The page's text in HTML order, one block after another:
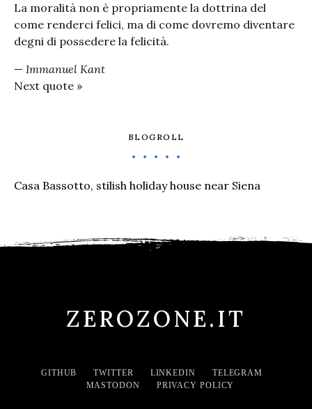
La moralità non è propriamente la dottrina del
come renderci felici, ma di come dovremo diventare
degni di possedere la felicità.
— Immanuel Kant
Next quote »
BLOGROLL
Casa Bassotto, stilish holiday house near Siena
ZEROZONE.IT
GITHUB TWITTER LINKEDIN
TELEGRAM
MASTODON
PRIVACY POLICY